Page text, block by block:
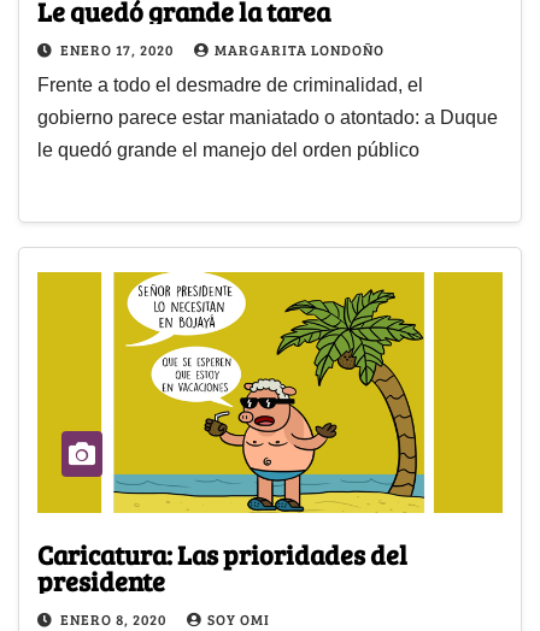
Le quedó grande la tarea
ENERO 17, 2020 MARGARITA LONDOÑO
Frente a todo el desmadre de criminalidad, el
gobierno parece estar maniatado o atontado: a Duque
le quedó grande el manejo del orden público
Caricatura: Las prioridades del
presidente
ENERO 8, 2020 SOY OMI